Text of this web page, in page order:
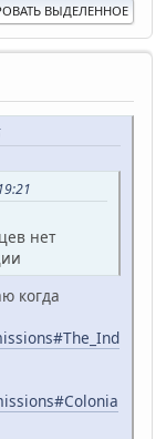
ВЫДЕЛЕННОЕ
нет
когда